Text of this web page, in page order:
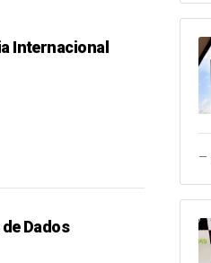
Internacional
Dados